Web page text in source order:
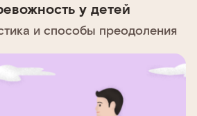
у детей
и способы преодоления